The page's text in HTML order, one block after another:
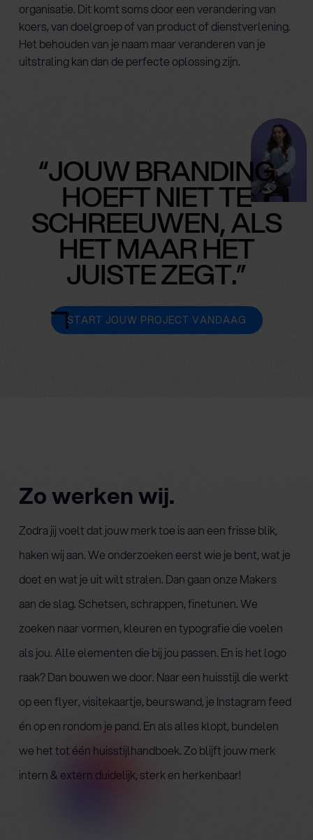
organisatie. Dit komt soms door een verandering van
koers, van doelgroep of van product of dienstverlening.
Het behouden van je naam maar veranderen van je
uitstraling kan dan de perfecte oplossing zijn.
“JOUW BRANDING
HOEFT NIET TE
SCHREEUWEN, ALS
HET MAAR HET
JUISTE ZEGT.”
START JOUW PROJECT VANDAAG
Zo werken wij.
Zodra jij voelt dat jouw merk toe is aan een frisse blik,
haken wij aan. We onderzoeken eerst wie je bent, wat je
doet en wat je uit wilt stralen. Dan gaan onze Makers
aan de slag. Schetsen, schrappen, finetunen. We
zoeken naar vormen, kleuren en typografie die voelen
als jou. Alle elementen die bij jou passen. En is het logo
raak? Dan bouwen we door. Naar een huisstijl die werkt
op een flyer, visitekaartje, beurswand, je Instagram feed
én op en rondom je pand. En als alles klopt, bundelen
we het tot één huisstijlhandboek. Zo blijft jouw merk
intern & extern duidelijk, sterk en herkenbaar!